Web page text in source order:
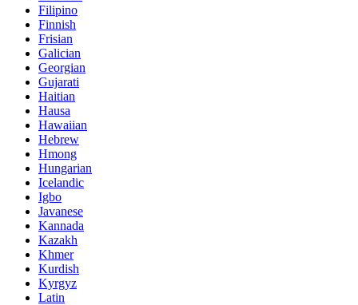
Filipino
Finnish
Frisian
Galician
Georgian
Gujarati
Haitian
Hausa
Hawaiian
Hebrew
Hmong
Hungarian
Icelandic
Igbo
Javanese
Kannada
Kazakh
Khmer
Kurdish
Kyrgyz
Latin